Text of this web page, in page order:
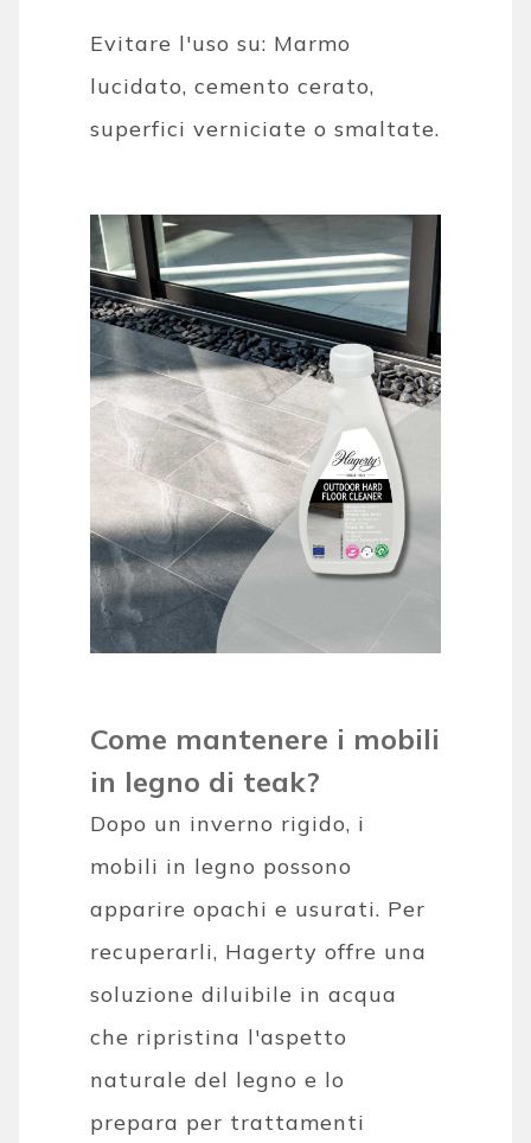
Evitare l'uso su: Marmo
lucidato, cemento cerato,
superfici verniciate o smaltate.
Come mantenere i mobili
in legno di teak?
Dopo un inverno rigido, i
mobili in legno possono
apparire opachi e usurati. Per
recuperarli, Hagerty offre una
soluzione diluibile in acqua
che ripristina l'aspetto
naturale del legno e lo
prepara per trattamenti